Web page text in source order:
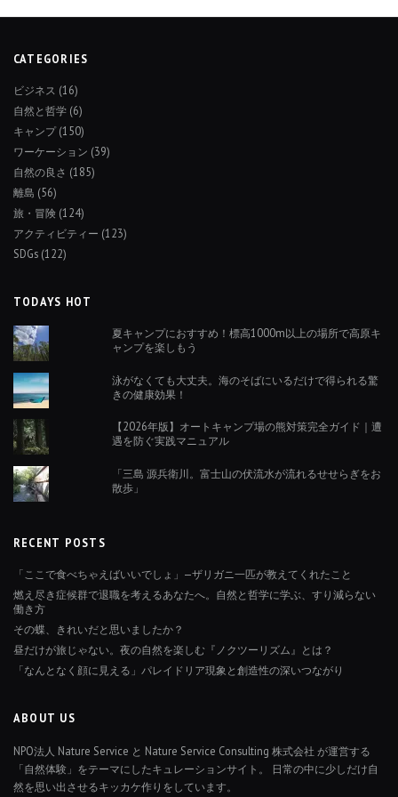
CATEGORIES
ビジネス (16)
自然と哲学 (6)
キャンプ(150)
ワーケーション (39)
自然の良さ (185)
離島 (56)
旅・冒険 (124)
アクティビティー (123)
SDGs (122)
TODAYS HOT
夏キャンプにおすすめ！標高1000m以上の場所で高原キ
ャンプを楽しもう
泳がなくても大丈夫。海のそばにいるだけで得られる驚
きの健康効果！
【2026年版】オートキャンプ場の熊対策完全ガイド｜遭
遇を防ぐ実践マニュアル
「三島 源兵衛川。富士山の伏流水が流れるせせらぎをお
散歩」
RECENT POSTS
「ここで食べちゃえばいいでしょ」—ザリガニ一匹が教えてくれたこと
燃え尽き症候群で退職を考えるあなたへ。自然と哲学に学ぶ、すり減らない
働き方
その蝶、きれいだと思いましたか？
昼だけが旅じゃない。夜の自然を楽しむ『ノクツーリズム』とは？
「なんとなく顔に見える」パレイドリア現象と創造性の深いつながり
ABOUT US
NPO法人 Nature Service と Nature Service Consulting 株式会社 が運営する
「自然体験」をテーマにしたキュレーションサイト。 日常の中に少しだけ自
然を思い出させるキッカケ作りをしています。